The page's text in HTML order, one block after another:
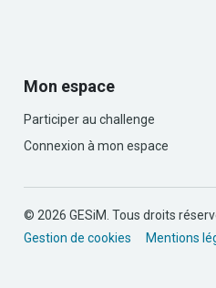
Mon espace
Participer au challenge
Connexion à mon espace
© 2026 GESiM. Tous droits
Gestion de cookies
Mentions